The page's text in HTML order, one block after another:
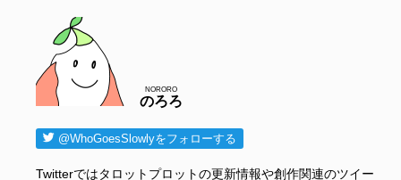
のろろ
NORORO
@WhoGoesSlowlyをフォローする
Twitterではタロットプロットの更新情報や創作関連のツイー